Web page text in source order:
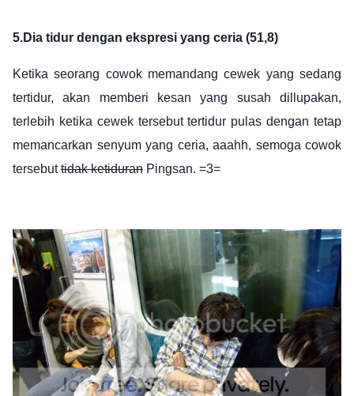
5.Dia tidur dengan ekspresi yang ceria (51,8)
Ketika seorang cowok memandang cewek yang sedang
tertidur, akan memberi kesan yang susah dillupakan,
terlebih ketika cewek tersebut tertidur pulas dengan tetap
memancarkan senyum yang ceria, aaahh, semoga cowok
tersebuttidak ketiduran Pingsan. =3=